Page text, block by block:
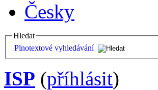
Česky
Hledat
Plnotextové vyhledávání
ISP (příhlásit)